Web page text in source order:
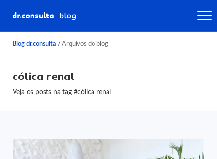
Blog dr.consulta / Arquivos do blog
cólica renal
Veja os posts na tag#cólica renal